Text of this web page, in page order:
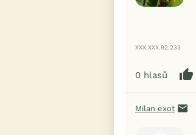
XXX.XXX.92.233
0 hlasů
Milan exot